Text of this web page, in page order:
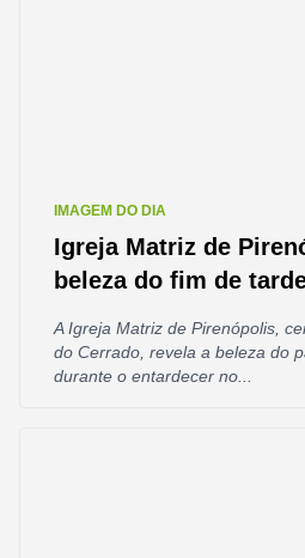
IMAGEM DO DIA
Igreja Matriz de
beleza do fim de
A Igreja Matriz de Pirenópolis,
do Cerrado, revela a beleza do
durante o entardecer no...